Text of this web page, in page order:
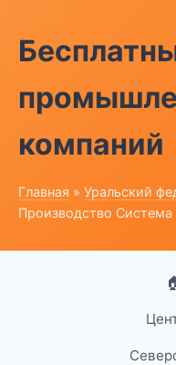
компаний
Главная » Уральский
Производство